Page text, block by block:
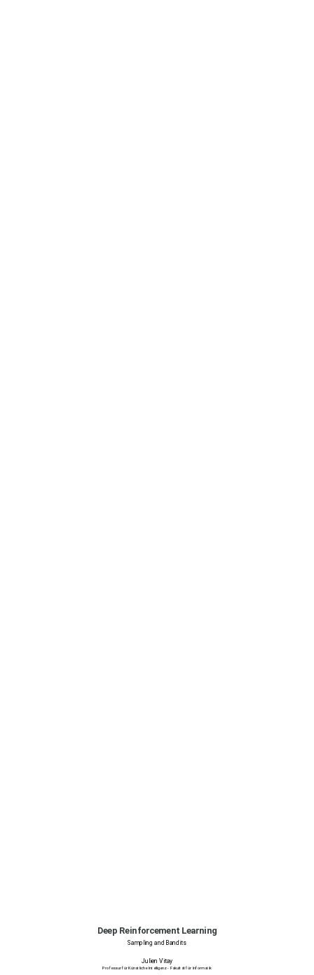
Deep Reinforcement Learning
Sampling and Bandits
Julien Vitay
Professur für Künstliche Intelligenz - Fakultät für Informatik